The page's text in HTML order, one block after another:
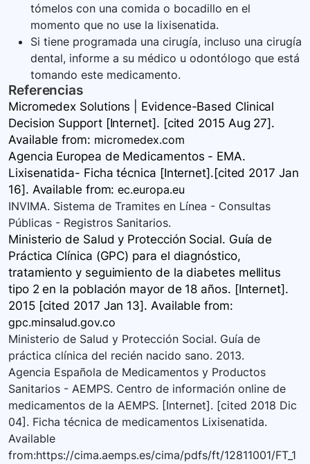
tómelos con una comida o bocadillo en el
momento que no use la lixisenatida.
Si tiene programada una cirugía, incluso una cirugía
dental, informe a su médico u odontólogo que está
tomando este medicamento.
Referencias
Micromedex Solutions | Evidence-Based Clinical
Decision Support [Internet]. [cited 2015 Aug 27].
Available from: micromedex.com
Agencia Europea de Medicamentos - EMA.
Lixisenatida- Ficha técnica [Internet].[cited 2017 Jan
16]. Available from:ec.europa.eu
INVIMA. Sistema de Tramites en Línea - Consultas
Públicas - Registros Sanitarios.
Ministerio de Salud y Protección Social. Guía de
Práctica Clínica (GPC) para el diagnóstico,
tratamiento y seguimiento de la diabetes mellitus
tipo 2 en la población mayor de 18 años. [Internet].
2015 [cited 2017 Jan 13]. Available from:
gpc.minsalud.gov.co
Ministerio de Salud y Protección Social. Guía de
práctica clínica del recién nacido sano. 2013.
Agencia Española de Medicamentos y Productos
Sanitarios - AEMPS. Centro de información online de
medicamentos de la AEMPS. [Internet]. [cited 2018 Dic
04]. Ficha técnica de medicamentos Lixisenatida.
Available
from:https://cima.aemps.es/cima/pdfs/ft/12811001/FT_1